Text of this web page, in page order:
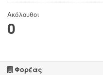
Ακόλουθοι
0
Φορέας